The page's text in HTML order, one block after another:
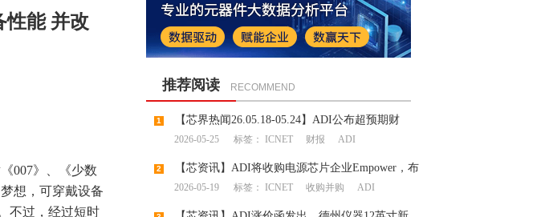
性能 并改
007》、《少数
想，可穿戴设备
不过，经过短时
推荐阅读 RECOMMEND
1
【芯界热闻26.05.18-05.24】ADI公布超预期财
报，新收购瞄准AI数据中心
2026-05-25 标签： ICNET 财报 ADI
2
【芯资讯】ADI将收购电源芯片企业Empower，布
局AI设施电源领域
2026-05-19 标签： ICNET 收购并购 ADI